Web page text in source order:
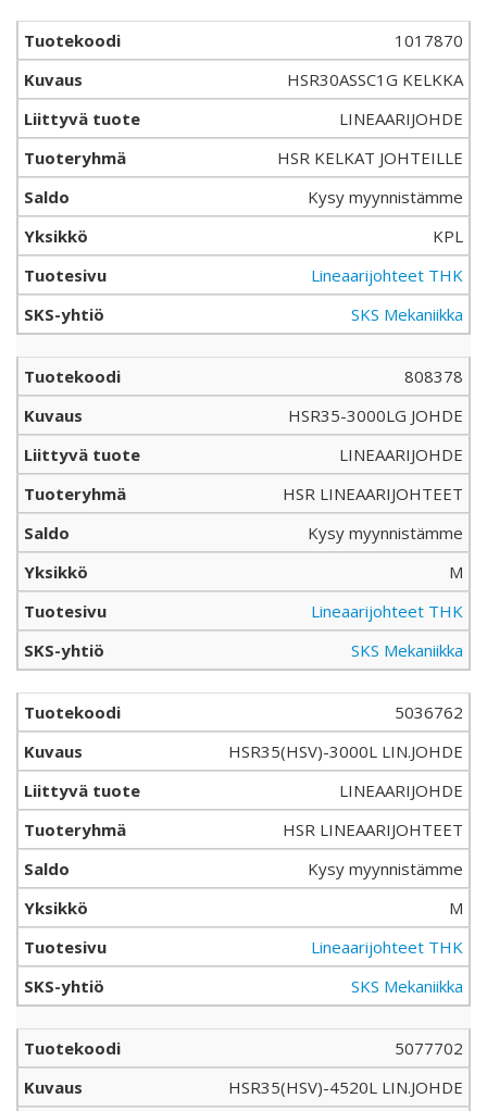
1017870
HSR30ASSC1G KELKKA
LINEAARIJOHDE
HSR KELKAT JOHTEILLE
Kysy myynnistämme
KPL
Lineaarijohteet THK
SKS Mekaniikka
808378
HSR35-3000LG JOHDE
LINEAARIJOHDE
HSR LINEAARIJOHTEET
Kysy myynnistämme
M
Lineaarijohteet THK
SKS Mekaniikka
5036762
HSR35(HSV)-3000L LIN.JOHDE
LINEAARIJOHDE
HSR LINEAARIJOHTEET
Kysy myynnistämme
M
Lineaarijohteet THK
SKS Mekaniikka
5077702
HSR35(HSV)-4520L LIN.JOHDE